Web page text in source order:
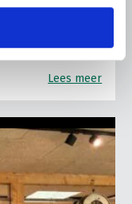
Jolmer de
Lees meer